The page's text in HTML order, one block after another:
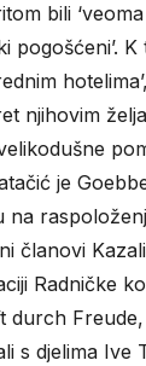
bili
pogošćeni’. K
njihovim
je
na
članovi
Radničke
durch Freude,
s djelima Ive